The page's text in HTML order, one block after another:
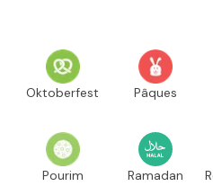
Oktoberfest Pâques
Pourim Ramadan